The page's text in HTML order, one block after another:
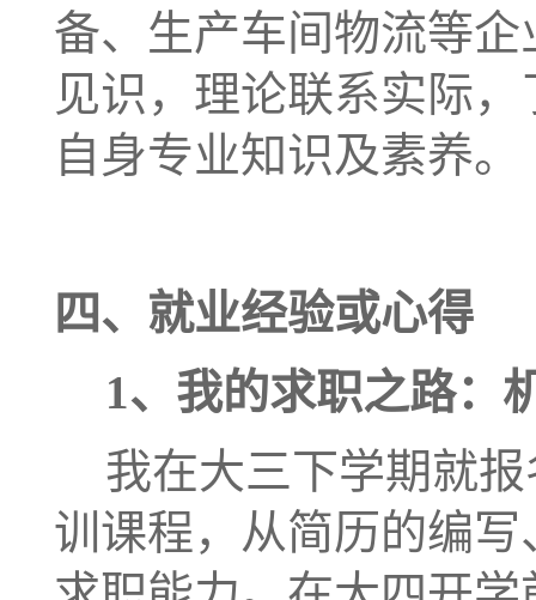
备、生产车间物流等企
见识，理论联系实际
自身专业知识及素养。
四、 就业经验或心得
1、我的求职之路：
我在大三下学期就
训课程，从简历的编